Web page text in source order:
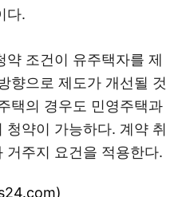
다.
약 조건이 유주택자를 제
향으로 제도가 개선될 것
택의 경우도 민영주택과
청약이 가능하다. 계약 취
거주지 요건을 적용한다.